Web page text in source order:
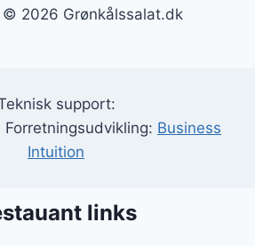
© 2026 Grønkålssalat.dk
support:
Business
Intuition
links